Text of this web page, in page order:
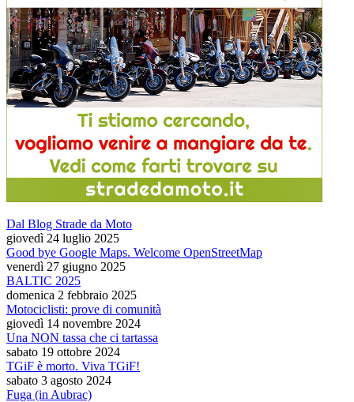
Dal Blog Strade da Moto
giovedì 24 luglio 2025
Good bye Google Maps. Welcome OpenStreetMap
venerdì 27 giugno 2025
BALTIC 2025
domenica 2 febbraio 2025
Motociclisti: prove di comunità
giovedì 14 novembre 2024
Una NON tassa che ci tartassa
sabato 19 ottobre 2024
TGiF è morto. Viva TGiF!
sabato 3 agosto 2024
Fuga (in Aubrac)